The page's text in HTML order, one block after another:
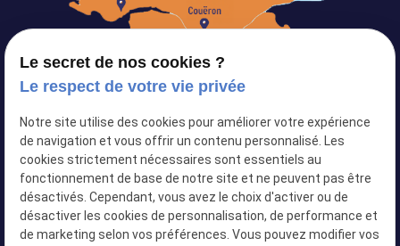
Siret : 82103434500024
Plan du site
Mentions légales
Politique de confidentialité
Le secret de nos cookies ?
Le respect de votre vie privée
Notre site utilise des cookies pour améliorer votre expérience
de navigation et vous offrir un contenu personnalisé. Les
cookies strictement nécessaires sont essentiels au
fonctionnement de base de notre site et ne peuvent pas être
désactivés. Cependant, vous avez le choix d'activer ou de
désactiver les cookies de personnalisation, de performance et
de marketing selon vos préférences. Vous pouvez modifier vos